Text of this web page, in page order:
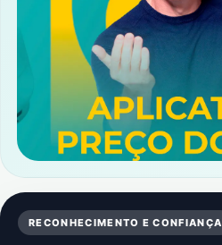
RECONHECIMENTO E CONFIANÇA